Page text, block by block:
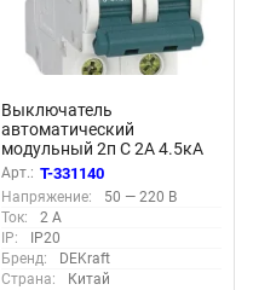
Выключатель
автоматический
модульный 2п C 2А 4.5кА
ВА-101 DEKraft 11062DEK
Арт.: T-331140
Напряжение:
50 — 220 В
Ток:
2 А
IP:
IP20
Бренд:
DEKraft
Страна:
Китай